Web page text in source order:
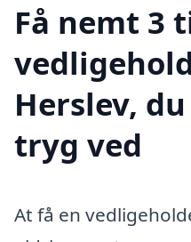
Få nemt 3
Herslev,
tryg ved
At få en